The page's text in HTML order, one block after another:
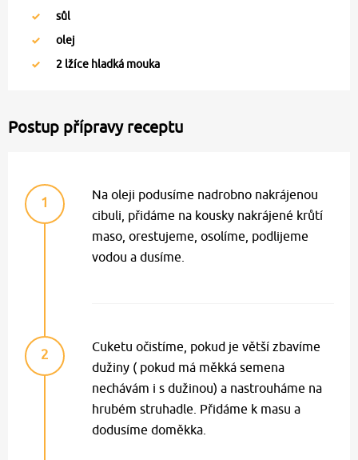
sůl
olej
2 lžíce hladká mouka
Postup přípravy receptu
1
Na oleji podusíme nadrobno nakrájenou
cibuli, přidáme na kousky nakrájené krůtí
maso, orestujeme, osolíme, podlijeme
vodou a dusíme.
2
Cuketu očistíme, pokud je větší zbavíme
dužiny ( pokud má měkká semena
nechávám i s dužinou) a nastrouháme na
hrubém struhadle. Přidáme k masu a
dodusíme doměkka.